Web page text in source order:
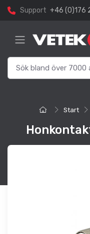
Support +46 (0)176
Start